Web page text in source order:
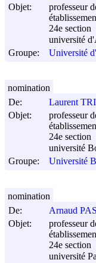
Objet:
professeur
24e section
université
Groupe:
Université
De:
Laurent
Objet:
professeur
24e section
université
Groupe:
Université
nomination
De:
Arnaud
Objet:
professeur
24e section
université
nomination